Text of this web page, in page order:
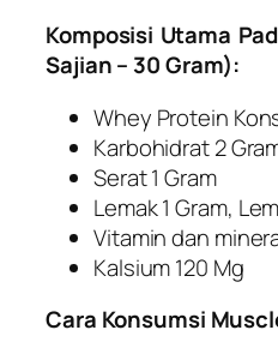
Komposisi Utama
Sajian – 30 Gram):
Whey Protein
Karbohidrat 2
Serat 1 Gram
Lemak 1 Gram,
Vitamin dan
Kalsium 120 Mg
Cara Konsumsi